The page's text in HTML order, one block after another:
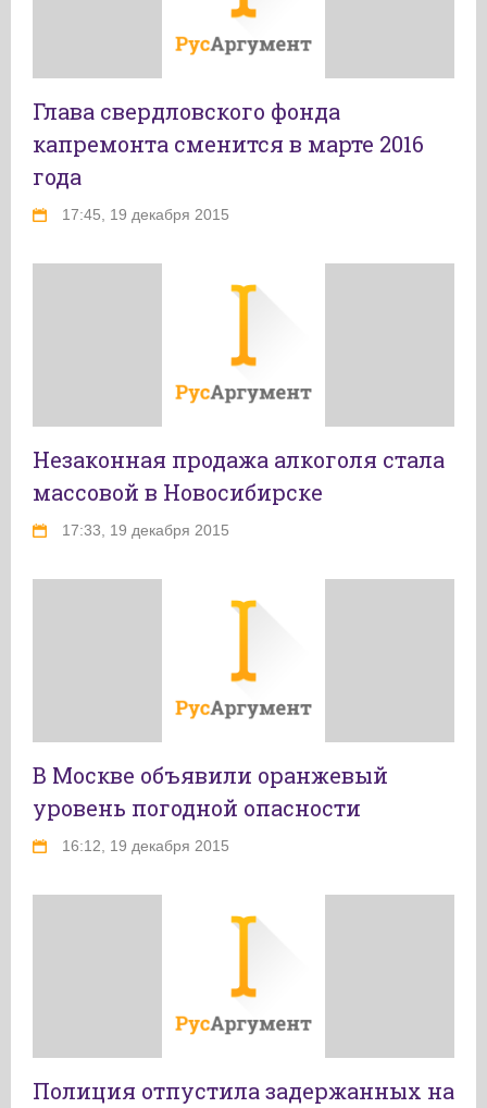
Глава свердловского фонда
капремонта сменится в марте 2016
года
17:45, 19 декабря 2015
Незаконная продажа алкоголя стала
массовой в Новосибирске
17:33, 19 декабря 2015
В Москве объявили оранжевый
уровень погодной опасности
16:12, 19 декабря 2015
Полиция отпустила задержанных на